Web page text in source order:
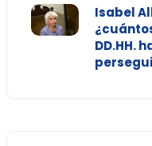
Isabel
DD.HH.